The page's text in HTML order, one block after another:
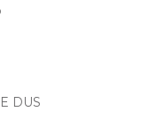
DUS